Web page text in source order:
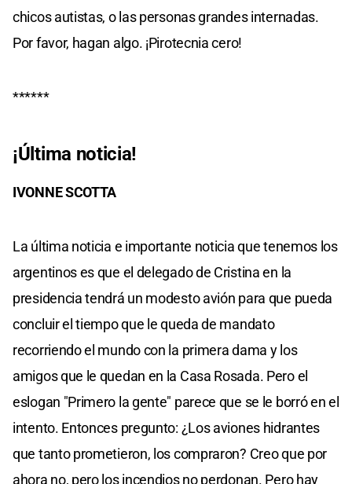
chicos autistas, o las personas grandes internadas.
Por favor, hagan algo. ¡Pirotecnia cero!
******
¡Última noticia!
IVONNE SCOTTA
La última noticia e importante noticia que tenemos los
argentinos es que el delegado de Cristina en la
presidencia tendrá un modesto avión para que pueda
concluir el tiempo que le queda de mandato
recorriendo el mundo con la primera dama y los
amigos que le quedan en la Casa Rosada. Pero el
eslogan "Primero la gente" parece que se le borró en el
intento. Entonces pregunto: ¿Los aviones hidrantes
que tanto prometieron, los compraron? Creo que por
ahora no, pero los incendios no perdonan. Pero hay